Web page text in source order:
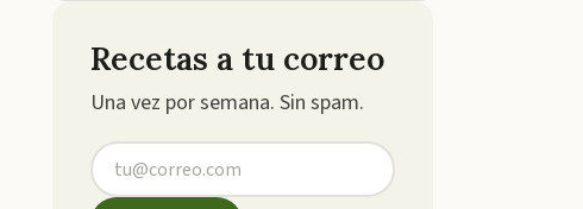
Recetas a tu correo
Una vez por semana. Sin spam.